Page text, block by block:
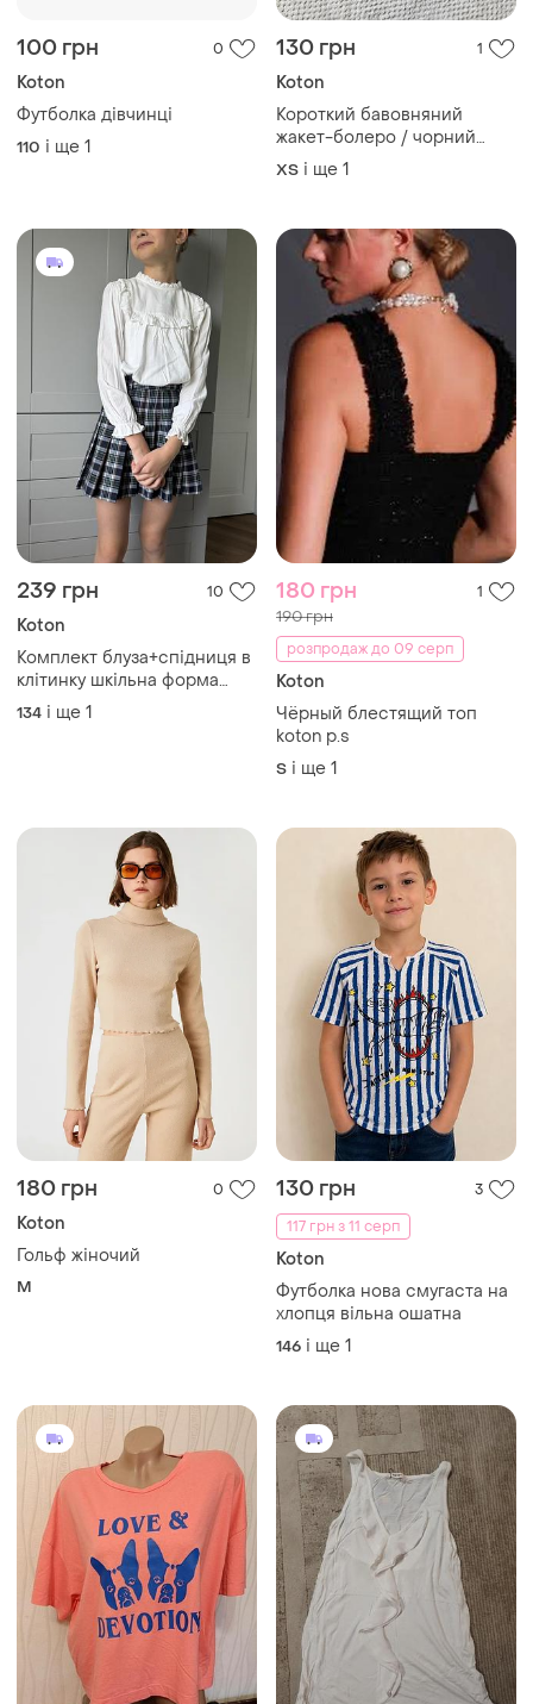
100 грн 0
Koton
Футболка дівчинці
110 і ще 1
130 грн 1
Koton
Короткий бавовняний
жакет-болеро / чорний
кроп-піджак, розмір xs-s
ХS і ще 1
239 грн 10
Koton
Комплект блуза+спідниця в
клітинку шкільна форма
koton kids 140
134 і ще 1
180 грн 1
190 грн
розпродаж до 09 серп
Koton
Чёрный блестящий топ
koton р.s
S і ще 1
180 грн 0
Koton
Гольф жіночий
M
130 грн
3
117 грн з 11 серп
Koton
Футболка нова смугаста на
хлопця вільна ошатна
146 і ще 1